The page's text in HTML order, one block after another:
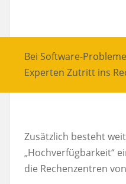
Bei Software-
Experten Zutritt ins
Zusätzlich besteht
„Hochverfügbarkeit“
die Rechenzentren